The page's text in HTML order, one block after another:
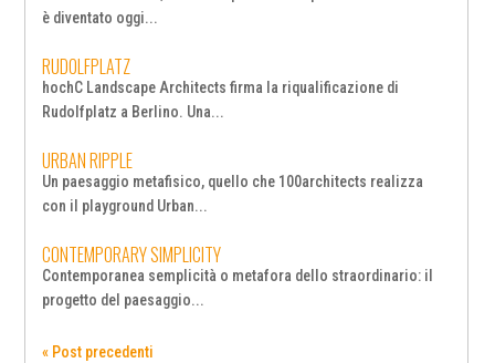
è diventato oggi...
RUDOLFPLATZ
hochC Landscape Architects firma la riqualificazione di
Rudolfplatz a Berlino. Una...
URBAN RIPPLE
Un paesaggio metafisico, quello che 100architects realizza
con il playground Urban...
CONTEMPORARY SIMPLICITY
Contemporanea semplicità o metafora dello straordinario: il
progetto del paesaggio...
« Post precedenti